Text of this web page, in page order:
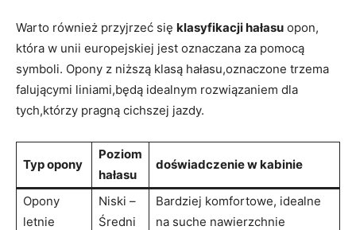
Warto również​ przyjrzeć​ się klasyfikacji hałasu opon,
która ‍w unii europejskiej jest oznaczana za ⁣pomocą
⁤symboli. Opony z niższą klasą ​hałasu,oznaczone ⁤trzema
falującymi liniami,będą idealnym rozwiązaniem dla
tych,którzy pragną cichszej‍ jazdy.
Typ⁣ opony
Poziom
hałasu
doświadczenie w kabinie
Opony
letnie
Niski –
⁣Średni
Bardziej komfortowe, idealne
na ​suche ​nawierzchnie